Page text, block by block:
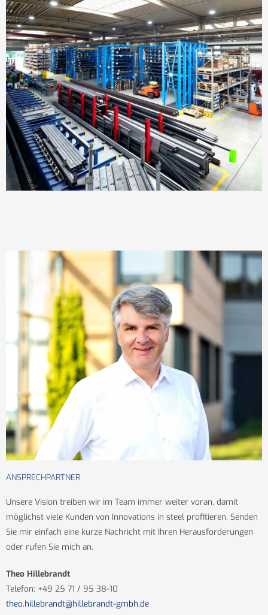
ANSPRECHPARTNER
Unsere Vision treiben wir im Team immer weiter voran, damit
möglichst viele Kunden von Innovations in steel profitieren. Senden
Sie mir einfach eine kurze Nachricht mit Ihren Herausforderungen
oder rufen Sie mich an.
Theo Hillebrandt
Telefon: +49 25 71 / 95 38-10
theo.hillebrandt@hillebrandt-gmbh.de